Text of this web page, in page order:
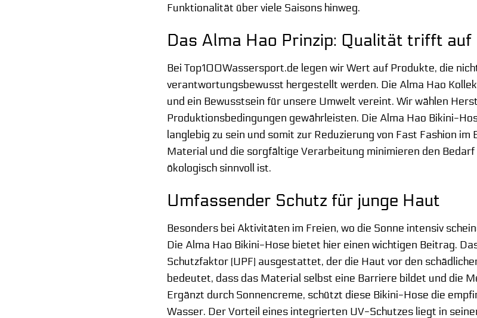
Funktionalität über viele Saisons hinweg.
Das Alma Hao Prinzip: Qualität trifft
Bei Top100Wassersport.de legen wir Wert auf Produkte, die
verantwortungsbewusst hergestellt werden. Die Alma Hao
und ein Bewusstsein für unsere Umwelt vereint. Wir wählen
Produktionsbedingungen gewährleisten. Die Alma Hao Bikini-
langlebig zu sein und somit zur Reduzierung von Fast Fashion
Material und die sorgfältige Verarbeitung minimieren den
ökologisch sinnvoll ist.
Umfassender Schutz für junge Haut
Besonders bei Aktivitäten im Freien, wo die Sonne intensiv
Die Alma Hao Bikini-Hose bietet hier einen wichtigen Beitrag.
Schutzfaktor (UPF) ausgestattet, der die Haut vor den
bedeutet, dass das Material selbst eine Barriere bildet und die
Ergänzt durch Sonnencreme, schützt diese Bikini-Hose die
Wasser. Der Vorteil eines integrierten UV-Schutzes liegt in